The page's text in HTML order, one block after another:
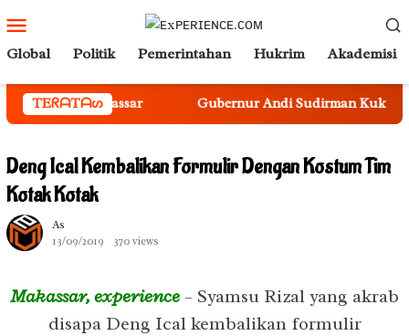
ke
kontenMobile
Global Politik Pemerintahan Hukrim Akademisi
TEᖇᗩTᗩᔕGubernur Andi Sudirman Kukuhkan Sekda Sulsel
Deng Ical Kembalikan Formulir Dengan Kostum Tim
Kotak Kotak
As
13/09/2019
370 views
Makassar, experience– Syamsu Rizal yang akrab
disapa Deng Ical kembalikan formulir